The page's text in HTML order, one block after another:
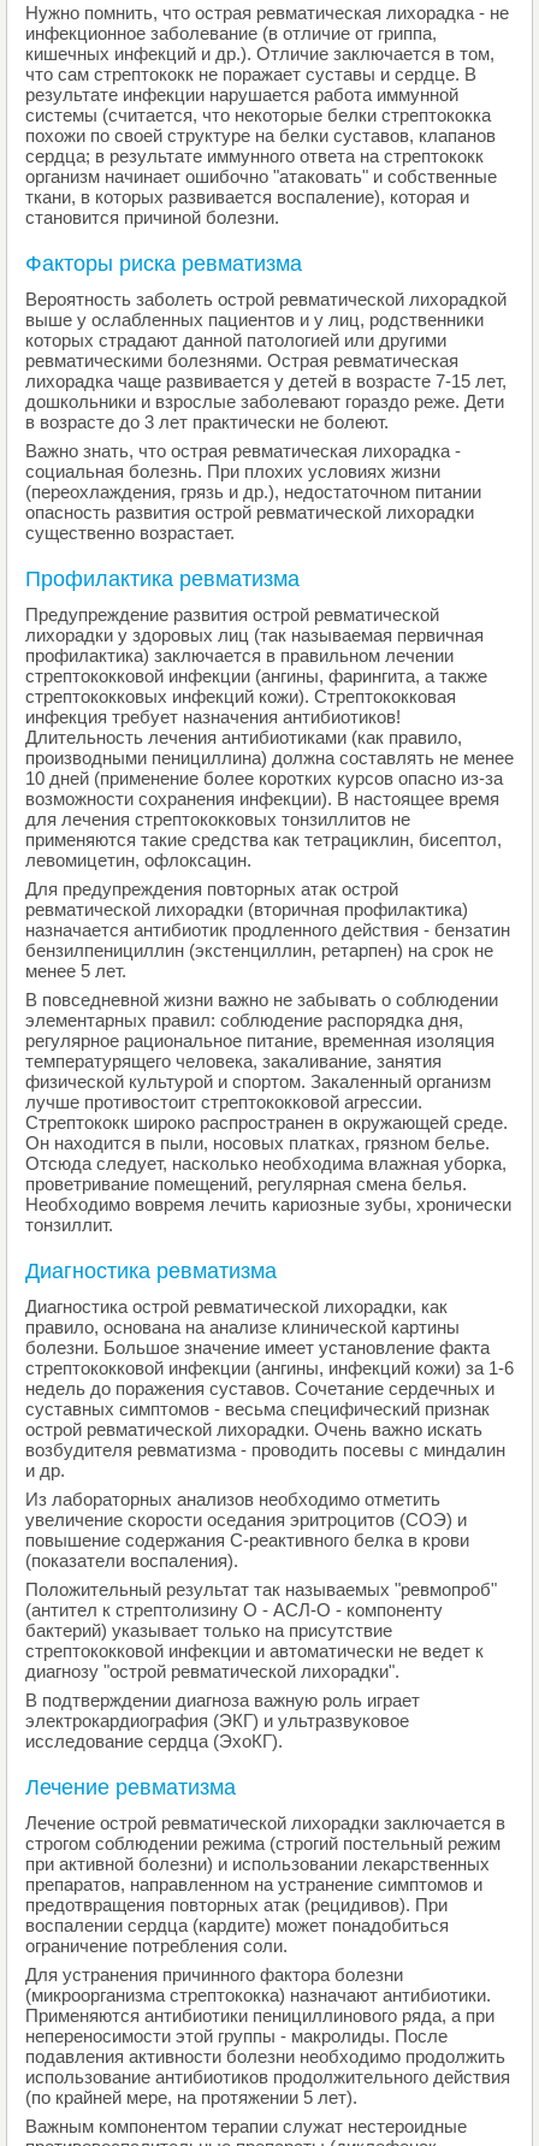
Нужно помнить, что острая ревматическая лихорадка - не
инфекционное заболевание (в отличие от гриппа,
кишечных инфекций и др.). Отличие заключается в том,
что сам стрептококк не поражает суставы и сердце. В
результате инфекции нарушается работа иммунной
системы (считается, что некоторые белки стрептококка
похожи по своей структуре на белки суставов, клапанов
сердца; в результате иммунного ответа на стрептококк
организм начинает ошибочно "атаковать" и собственные
ткани, в которых развивается воспаление), которая и
становится причиной болезни.
Факторы риска ревматизма
Вероятность заболеть острой ревматической лихорадкой
выше у ослабленных пациентов и у лиц, родственники
которых страдают данной патологией или другими
ревматическими болезнями. Острая ревматическая
лихорадка чаще развивается у детей в возрасте 7-15 лет,
дошкольники и взрослые заболевают гораздо реже. Дети
в возрасте до 3 лет практически не болеют.
Важно знать, что острая ревматическая лихорадка -
социальная болезнь. При плохих условиях жизни
(переохлаждения, грязь и др.), недостаточном питании
опасность развития острой ревматической лихорадки
существенно возрастает.
Профилактика ревматизма
Предупреждение развития острой ревматической
лихорадки у здоровых лиц (так называемая первичная
профилактика) заключается в правильном лечении
стрептококковой инфекции (ангины, фарингита, а также
стрептококковых инфекций кожи). Стрептококковая
инфекция требует назначения антибиотиков!
Длительность лечения антибиотиками (как правило,
производными пенициллина) должна составлять не менее
10 дней (применение более коротких курсов опасно из-за
возможности сохранения инфекции). В настоящее время
для лечения стрептококковых тонзиллитов не
применяются такие средства как тетрациклин, бисептол,
левомицетин, офлоксацин.
Для предупреждения повторных атак острой
ревматической лихорадки (вторичная профилактика)
назначается антибиотик продленного действия - бензатин
бензилпенициллин (экстенциллин, ретарпен) на срок не
менее 5 лет.
В повседневной жизни важно не забывать о соблюдении
элементарных правил: соблюдение распорядка дня,
регулярное рациональное питание, временная изоляция
температурящего человека, закаливание, занятия
физической культурой и спортом. Закаленный организм
лучше противостоит стрептококковой агрессии.
Стрептококк широко распространен в окружающей среде.
Он находится в пыли, носовых платках, грязном белье.
Отсюда следует, насколько необходима влажная уборка,
проветривание помещений, регулярная смена белья.
Необходимо вовремя лечить кариозные зубы, хронически
тонзиллит.
Диагностика ревматизма
Диагностика острой ревматической лихорадки, как
правило, основана на анализе клинической картины
болезни. Большое значение имеет установление факта
стрептококковой инфекции (ангины, инфекций кожи) за 1-6
недель до поражения суставов. Сочетание сердечных и
суставных симптомов - весьма специфический признак
острой ревматической лихорадки. Очень важно искать
возбудителя ревматизма - проводить посевы с миндалин
и др.
Из лабораторных анализов необходимо отметить
увеличение скорости оседания эритроцитов (СОЭ) и
повышение содержания С-реактивного белка в крови
(показатели воспаления).
Положительный результат так называемых "ревмопроб"
(антител к стрептолизину О - АСЛ-О - компоненту
бактерий) указывает только на присутствие
стрептококковой инфекции и автоматически не ведет к
диагнозу "острой ревматической лихорадки".
В подтверждении диагноза важную роль играет
электрокардиография (ЭКГ) и ультразвуковое
исследование сердца (ЭхоКГ).
Лечение ревматизма
Лечение острой ревматической лихорадки заключается в
строгом соблюдении режима (строгий постельный режим
при активной болезни) и использовании лекарственных
препаратов, направленном на устранение симптомов и
предотвращения повторных атак (рецидивов). При
воспалении сердца (кардите) может понадобиться
ограничение потребления соли.
Для устранения причинного фактора болезни
(микроорганизма стрептококка) назначают антибиотики.
Применяются антибиотики пенициллинового ряда, а при
непереносимости этой группы - макролиды. После
подавления активности болезни необходимо продолжить
использование антибиотиков продолжительного действия
(по крайней мере, на протяжении 5 лет).
Важным компонентом терапии служат нестероидные